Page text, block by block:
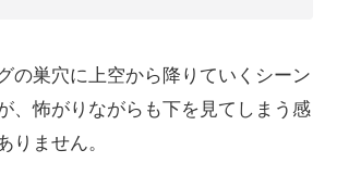
の巣穴に上空から降りていくシーン
、怖がりながらも下を見てしまう感
りません。